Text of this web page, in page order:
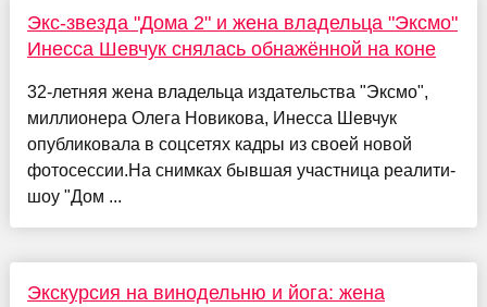
Экс-звезда "Дома 2" и жена владельца "Эксмо"
Инесса Шевчук снялась обнажённой на коне
32-летняя жена владельца издательства "Эксмо",
миллионера Олега Новикова, Инесса Шевчук
опубликовала в соцсетях кадры из своей новой
фотосессии.На снимках бывшая участница реалити-
шоу "Дом ...
Экскурсия на винодельню и йога: жена